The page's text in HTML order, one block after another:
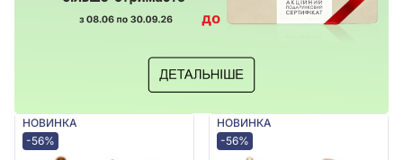
НОВИНКА
-56%
НОВИНКА
-56%